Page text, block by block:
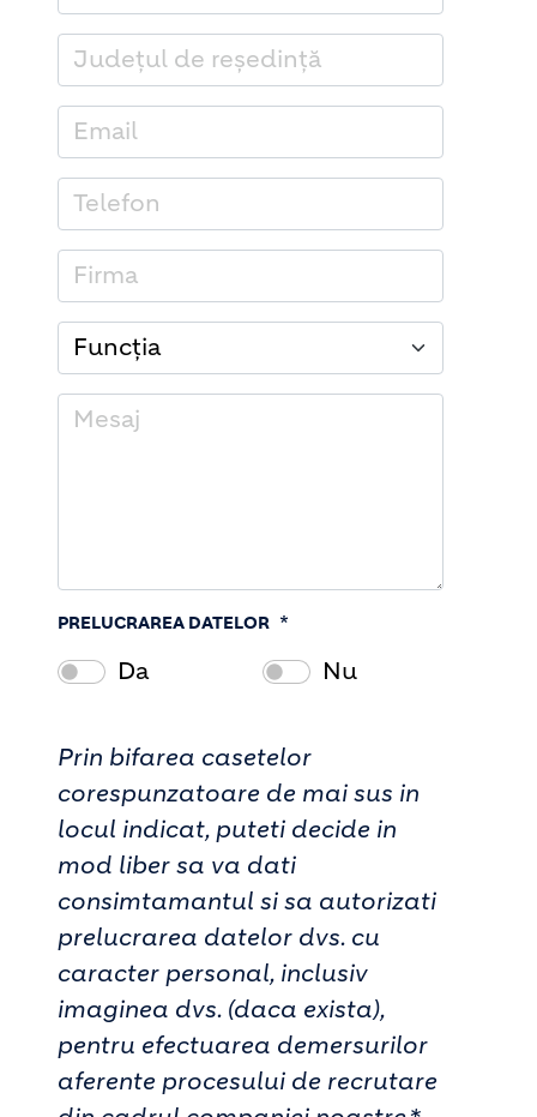
Județul de reședință
Email
Telefon
Firma
Funcția
Mesaj
PRELUCRAREA DATELOR
Da Nu
Prin bifarea casetelor
corespunzatoare de mai sus in
locul indicat, puteti decide in
mod liber sa va dati
consimtamantul si sa autorizati
prelucrarea datelor dvs. cu
caracter personal, inclusiv
imaginea dvs. (daca exista),
pentru efectuarea demersurilor
aferente procesului de recrutare